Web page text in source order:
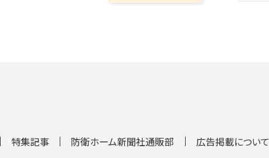
特集記事 防衛ホーム新聞社通販部 広告掲載について